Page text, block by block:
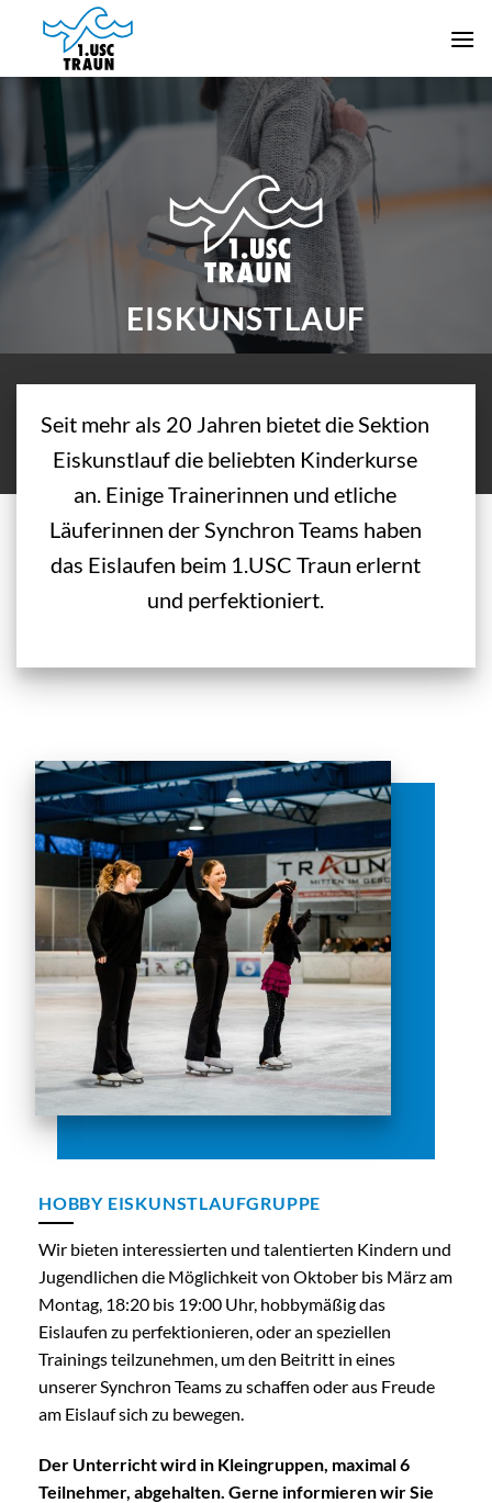
Inhalt
springen
EISKUNSTLAUF
Seit mehr als 20 Jahren bietet die Sektion
Eiskunstlauf die beliebten Kinderkurse
an. Einige Trainerinnen und etliche
Läuferinnen der Synchron Teams haben
das Eislaufen beim 1.USC Traun erlernt
und perfektioniert.
HOBBY EISKUNSTLAUFGRUPPE
Wir bieten interessierten und talentierten Kindern und
Jugendlichen die Möglichkeit von Oktober bis März am
Montag, 18:20 bis 19:00 Uhr, hobbymäßig das
Eislaufen zu perfektionieren, oder an speziellen
Trainings teilzunehmen, um den Beitritt in eines
unserer Synchron Teams zu schaffen oder aus Freude
am Eislauf sich zu bewegen.
Der Unterricht wird in Kleingruppen, maximal 6
Teilnehmer, abgehalten. Gerne informieren wir Sie